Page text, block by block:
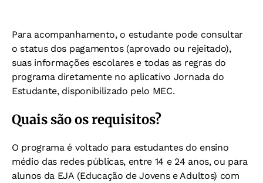
Para acompanhamento, o estudante pode consultar
o status dos pagamentos (aprovado ou rejeitado),
suas informações escolares e todas as regras do
programa diretamente no aplicativo Jornada do
Estudante, disponibilizado pelo MEC.
Quais são os requisitos?
O programa é voltado para estudantes do ensino
médio das redes públicas, entre 14 e 24 anos, ou para
alunos da EJA (Educação de Jovens e Adultos) com